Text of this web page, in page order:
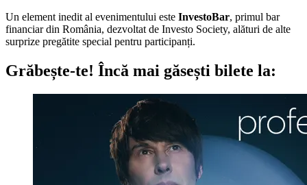
Un element inedit al evenimentului este InvestoBar, primul bar
financiar din România, dezvoltat de Investo Society, alături de alte
surprize pregătite special pentru participanți.
Grăbește-te! Încă mai găsești bilete la: